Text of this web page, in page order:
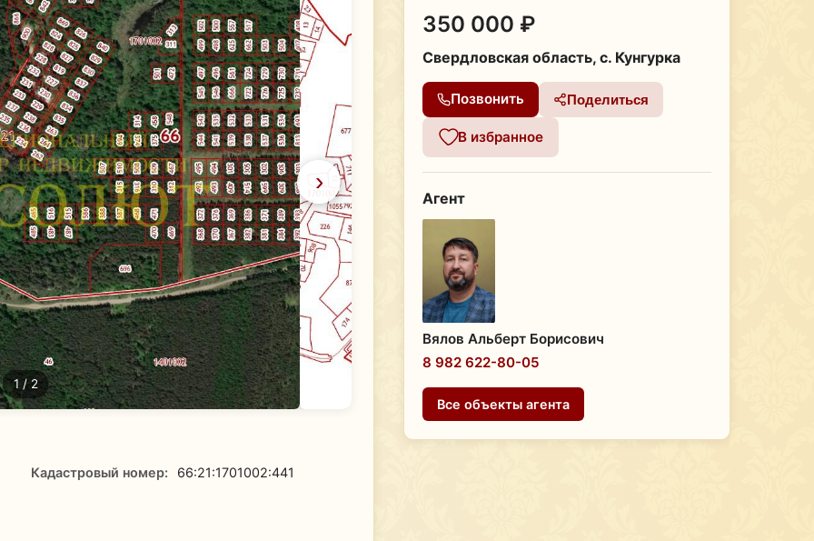
›
1 / 2
Кадастровый номер: 66:21:1701002:441
350 000 ₽
Свердловская область, с. Кунгурка
Позвонить Поделиться
В избранное
Агент
Вялов Альберт Борисович
8 982 622-80-05
Все объекты агента